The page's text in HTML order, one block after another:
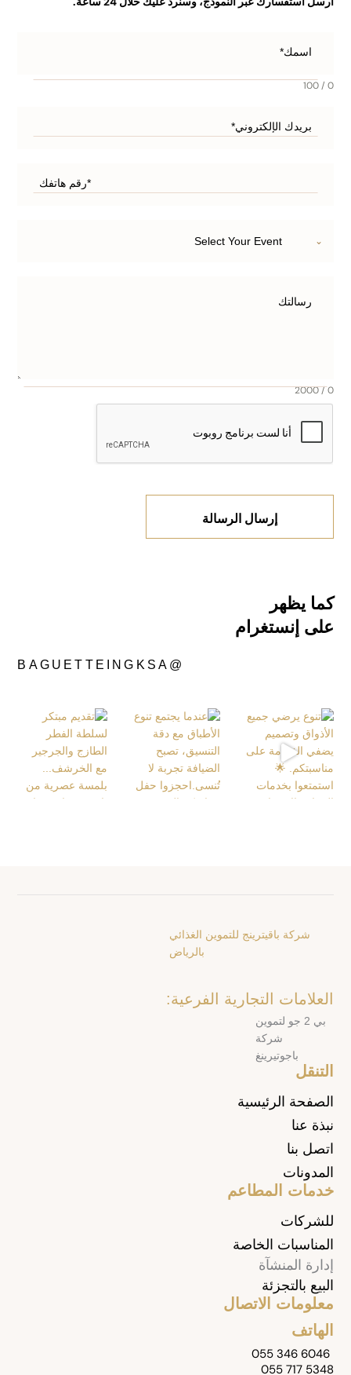
0 / 100
Select Your Event
0 / 2000
إرسال الرسالة
كما يظهر
على إنستغرام
@BAGUETTEINGKSA
مع دقة التنسيق، تصبح الضيا
مبتكر لسلطة الفطر الطازج والجرجير مع الخرشف.
العلامات التجارية الفرعية:
التنقل
الصفحة الرئيسية
نبذة عنا
اتصل بنا
المدونات
خدمات المطاعم
للشركات
المناسبات الخاصة
إدارة المنشآة
البيع بالتجزئة
معلومات الاتصال
الهاتف
055 346 6046
055 717 5348